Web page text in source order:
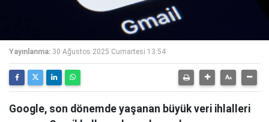
Yayınlanma: 30 Ağustos 2025 Cumartesi 13:54
Google, son dönemde yaşanan büyük veri ihlalleri